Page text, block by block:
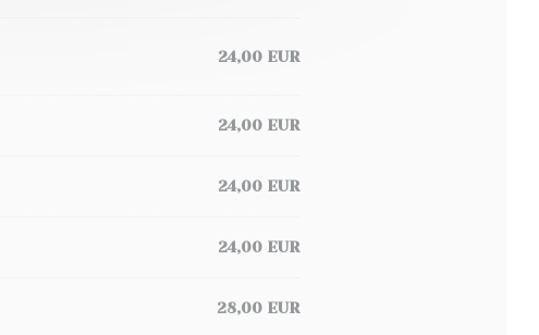
24,00 EUR
24,00 EUR
24,00 EUR
24,00 EUR
28,00 EUR